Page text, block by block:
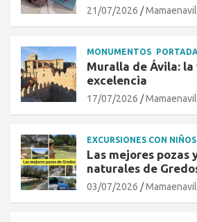
21/07/2026
MONUMENTOS PORTADA
Muralla de Ávila:
excelencia
17/07/2026
EXCURSIONES CON
Las mejores pozas
naturales de
03/07/2026